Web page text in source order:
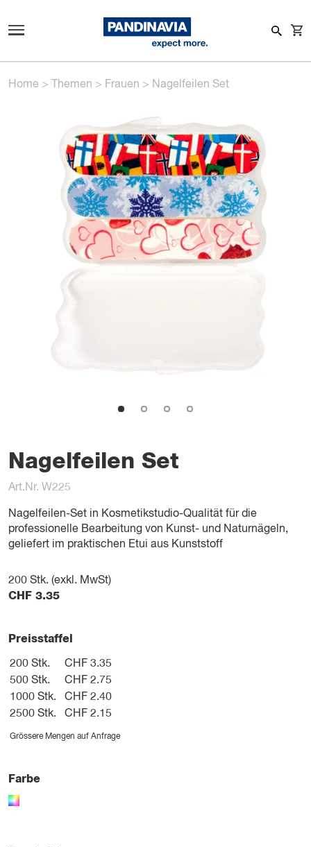
Home > Themen > Frauen > Nagelfeilen Set
Nagelfeilen Set
Art.Nr. W225
Nagelfeilen-Set in Kosmetikstudio-Qualität für die
professionelle Bearbeitung von Kunst- und Naturnägeln,
geliefert im praktischen Etui aus Kunststoff
200 Stk. (exkl. MwSt)
CHF 3.35
Preisstaffel
200 Stk.
CHF 3.35
500 Stk.
CHF 2.75
1000 Stk.
CHF 2.40
2500 Stk.
CHF 2.15
Grössere Mengen auf Anfrage
Farbe